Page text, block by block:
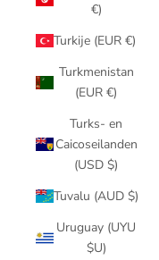
€)
Turkije (EUR €)
Turkmenistan
(EUR €)
Turks- en
Caicoseilanden
(USD $)
Tuvalu (AUD $)
Uruguay (UYU
$U)